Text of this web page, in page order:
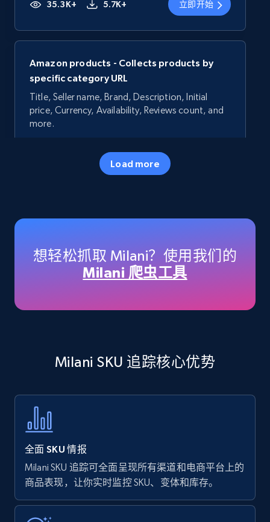
35.3K+ 5.7K+ 立即开始
Amazon products - Collects products by
specific category URL
Title, Seller name, Brand, Description, Initial
price, Currency, Availability, Reviews count, and
more.
5.7K+
Title, Seller name, Brand, Description, Initial
price, Currency, Availability, Reviews count, and
35.3K+ 5.7K+ 立即开始
Amazon products - find products by using
price, Currency, Availability, Reviews count, and
more.
35.3K+ 5.7K+ 立即开始
Amazon Reviews
Load more
想轻松抓取 Milani？使用我们的
Milani 爬虫工具
Milani SKU 追踪核心优势
全面 SKU 情报
Milani SKU 追踪可全面呈现所有渠道和电商平台上的
商品表现，让你实时监控 SKU、变体和库存。